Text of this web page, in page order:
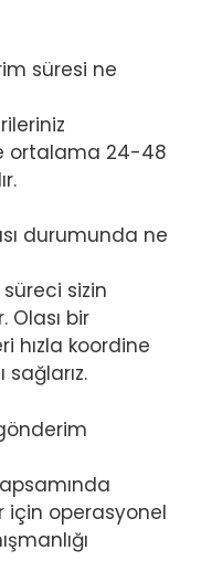
süresi ne
ortalama 24-48
durumunda ne
sizin
Olası bir
hızla koordine
sağlarız.
için operasyonel